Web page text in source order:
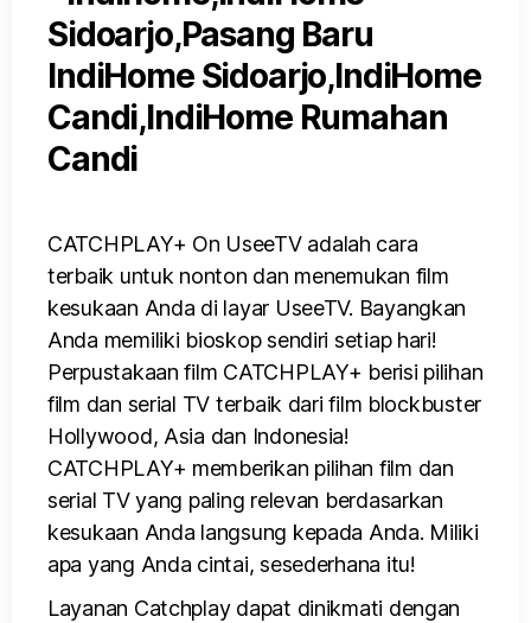
CATCHPLAY+ On UseeTV adalah cara
terbaik untuk nonton dan menemukan film
kesukaan Anda di layar UseeTV. Bayangkan
Anda memiliki bioskop sendiri setiap hari!
Perpustakaan film CATCHPLAY+ berisi pilihan
film dan serial TV terbaik dari film blockbuster
Hollywood, Asia dan Indonesia!
CATCHPLAY+ memberikan pilihan film dan
serial TV yang paling relevan berdasarkan
kesukaan Anda langsung kepada Anda. Miliki
apa yang Anda cintai, sesederhana itu!
Layanan Catchplay dapat dinikmati dengan